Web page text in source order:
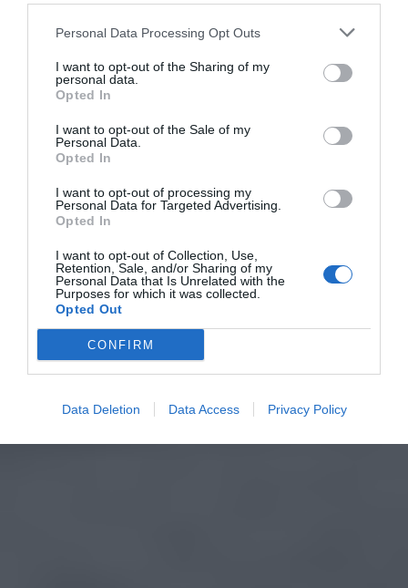
Personal Data Processing Opt Outs
I want to opt-out of the Sharing of my
personal data.
Opted In
I want to opt-out of the Sale of my
Personal Data.
Opted In
I want to opt-out of processing my
Personal Data for Targeted Advertising.
Opted In
I want to opt-out of Collection, Use,
Retention, Sale, and/or Sharing of my
Personal Data that Is Unrelated with the
Purposes for which it was collected.
Opted Out
CONFIRM
Data Deletion Data Access Privacy Policy